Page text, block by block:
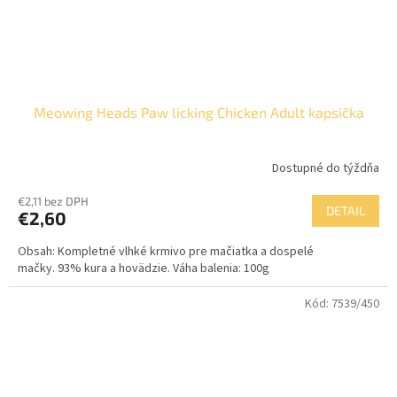
Meowing Heads Paw licking Chicken Adult kapsička
Dostupné do týždňa
€2,11 bez DPH
€2,60 DETAIL
Obsah: Kompletné vlhké krmivo pre mačiatka a dospelé
mačky. 93% kura a hovädzie. Váha balenia: 100g
Kód: 7539/450